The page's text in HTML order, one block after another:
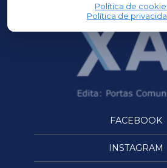
Política de
Política de
FACEBOOK
INSTAGRAM